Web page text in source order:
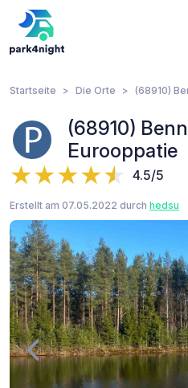
Startseite Die Orte (68910)
(68910)
Eurooppatie
4.5/5
Erstellt am 07.05.2022 durch hedsu